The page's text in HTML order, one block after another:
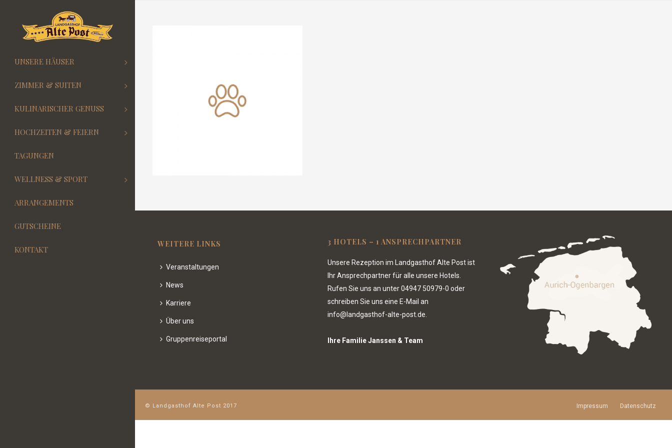
UNSERE HÄUSER
ZIMMER & SUITEN
KULINARISCHER GENUSS
HOCHZEITEN & FEIERN
TAGUNGEN
WELLNESS & SPORT
ARRANGEMENTS
GUTSCHEINE
KONTAKT
WEITERE LINKS
Veranstaltungen
News
Karriere
Über uns
Gruppenreiseportal
3 HOTELS – 1 ANSPRECHPARTNER
Unsere Rezeption im Landgasthof Alte Post ist
Ihr Ansprechpartner für alle unsere Hotels.
Rufen Sie uns an unter04947 50979-0 oder
schreiben Sie uns eine E-Mail an
info@landgasthof-alte-post.de.
Ihre Familie Janssen & Team
© Landgasthof Alte Post 2017 Impressum Datenschutz